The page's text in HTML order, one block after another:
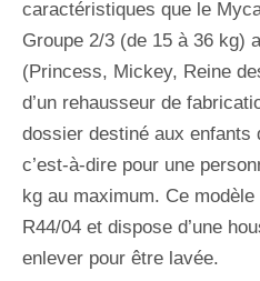
caractéristiques que le
Groupe 2/3 (de 15 à 36 kg)
(Princess, Mickey, Reine
d’un rehausseur de
dossier destiné aux enfants
c’est-à-dire pour une
kg au maximum. Ce
R44/04 et dispose d’une
enlever pour être lavée.